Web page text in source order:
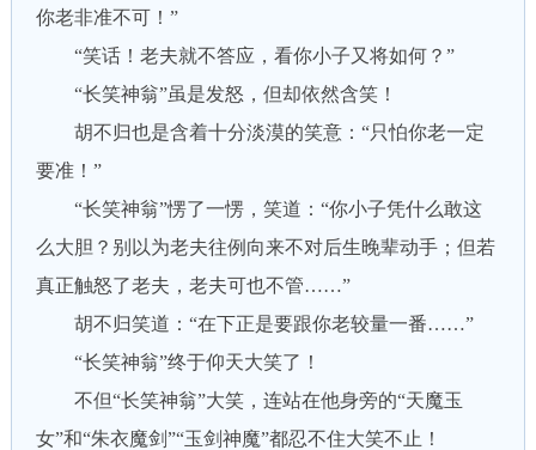
你老非准不可！”
“笑话！老夫就不答应，看你小子又将如何？”
“长笑神翁”虽是发怒，但却依然含笑！
胡不归也是含着十分淡漠的笑意：“只怕你老一定
要准！”
“长笑神翁”愣了一愣，笑道：“你小子凭什么敢这
么大胆？别以为老夫往例向来不对后生晚辈动手；但若
真正触怒了老夫，老夫可也不管……”
胡不归笑道：“在下正是要跟你老较量一番……”
“长笑神翁”终于仰天大笑了！
不但“长笑神翁”大笑，连站在他身旁的“天魔玉
女”和“朱衣魔剑”“玉剑神魔”都忍不住大笑不止！